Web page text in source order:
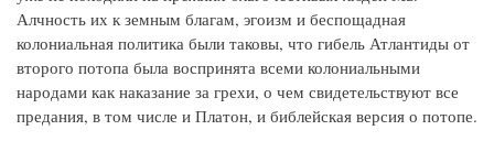
Алчность их к земным благам, эгоизм и беспощадная
колониальная политика были таковы, что гибель Атлантиды от
второго потопа была воспринята всеми колониальными
народами как наказание за грехи, о чем свидетельствуют все
предания, в том числе и Платон, и библейская версия о потопе.